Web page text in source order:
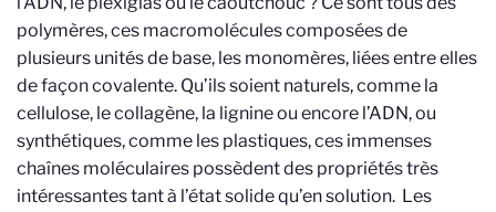
polymères, ces macromolécules composées de
plusieurs unités de base, les monomères, liées entre elles
de façon covalente. Qu’ils soient naturels, comme la
cellulose, le collagène, la lignine ou encore l’ADN, ou
synthétiques, comme les plastiques, ces immenses
chaînes moléculaires possèdent des propriétés très
intéressantes tant à l’état solide qu’en solution. Les